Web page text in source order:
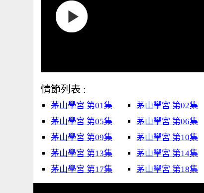
情節列表 :
茅山學宮 第01集 茅山學宮 第02集
茅山學宮 第05集
茅山學宮 第06集
茅山學宮 第09集
茅山學宮 第10集
茅山學宮 第13集
茅山學宮 第14集
茅山學宮 第17集
茅山學宮 第18集